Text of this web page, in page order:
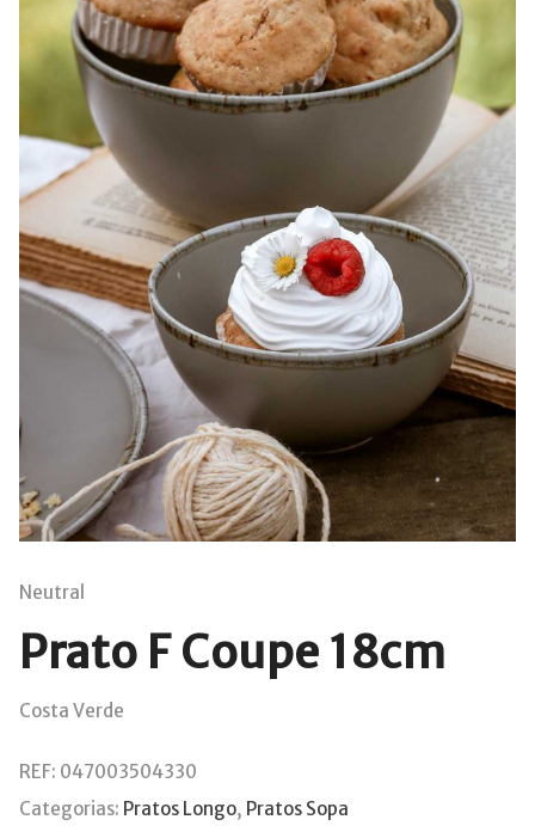
Neutral
Prato F Coupe 18cm
Costa Verde
REF: 047003504330
Categorias: Pratos Longo, Pratos Sopa